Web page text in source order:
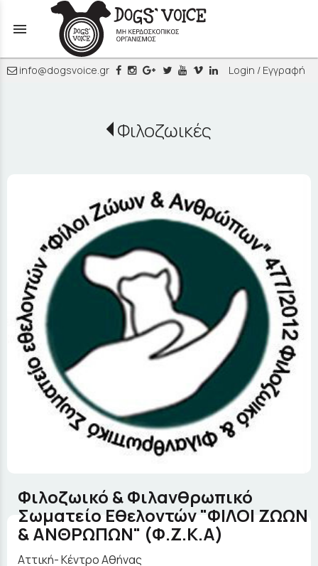
menu
info@dogsvoice.gr Login / Εγγραφή
Φιλοζωικές
Φιλοζωικό & Φιλανθρωπικό
Σωματείο Εθελοντών "ΦΙΛΟΙ ΖΩΩΝ
& ΑΝΘΡΩΠΩΝ" (Φ.Ζ.Κ.Α)
Αττική- Κέντρο Αθήνας